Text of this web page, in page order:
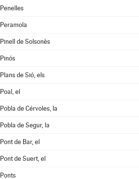
Penelles
Peramola
Pinell de Solsonès
Pinós
Plans de Sió, els
Poal, el
Pobla de Cérvoles, la
Pobla de Segur, la
Pont de Bar, el
Pont de Suert, el
Ponts